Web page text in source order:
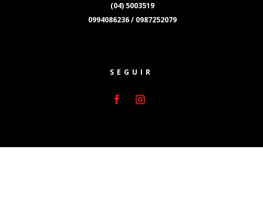
(04) 5003519
0994086236 / 0987252079
SEGUIR